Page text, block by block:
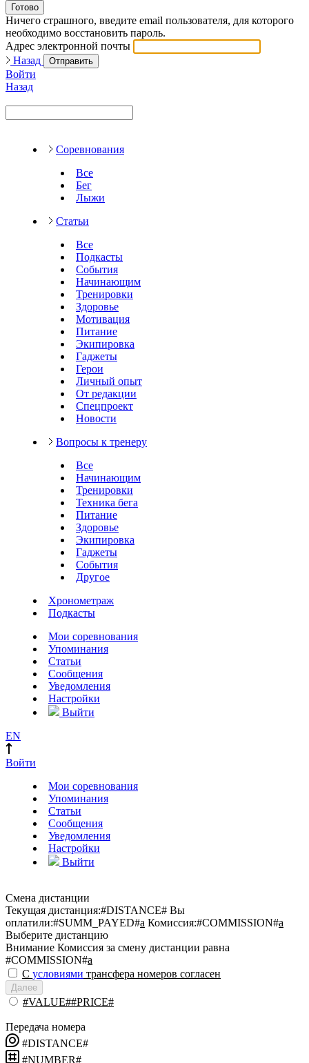
Готово
Ничего страшного, введите email пользователя, для которого
необходимо восстановить пароль.
Адрес электронной почты
Назад
Отправить
Войти
Назад
Соревнования
Все
Бег
Лыжи
Статьи
Все
Подкасты
События
Начинающим
Тренировки
Здоровье
Мотивация
Питание
Экипировка
Гаджеты
Герои
Личный опыт
От редакции
Спецпроект
Новости
Вопросы к тренеру
Все
Начинающим
Тренировки
Техника бега
Питание
Здоровье
Экипировка
Гаджеты
События
Другое
Хронометраж
Подкасты
Мои соревнования
Упоминания
Статьи
Сообщения
Уведомления
Настройки
Выйти
EN
Войти
Мои соревнования
Упоминания
Статьи
Сообщения
Уведомления
Настройки
Выйти
Смена дистанции
Текущая дистанция:#DISTANCE# Вы
оплатили:#SUMM_PAYED#a Комиссия:#COMMISSION#a
Выберите дистанцию
Внимание Комиссия за смену дистанции равна
#COMMISSION#a
С условиями трансфера номеров согласен
Далее
#VALUE##PRICE#
Передача номера
#DISTANCE#
#NUMBER#